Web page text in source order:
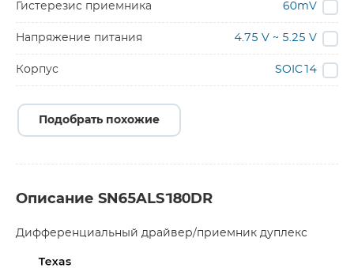
Гистерезис приемника 60mV
Напряжение питания 4.75 V ~ 5.25 V
Корпус SOIC14
Подобрать похожие
Описание SN65ALS180DR
Дифференциальный драйвер/приемник дуплекс